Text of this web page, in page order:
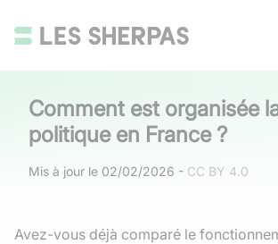
Comment est organisée
politique en France ?
Mis à jour le 02/02/2026 - CC BY 4.0
Avez-vous déjà comparé le